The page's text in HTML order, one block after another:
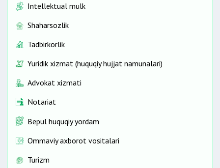
Intellektual mulk
Shaharsozlik
Tadbirkorlik
Yuridik xizmat (huquqiy hujjat namunalari)
Advokat xizmati
Notariat
Bepul huquqiy yordam
Ommaviy axborot vositalari
Turizm